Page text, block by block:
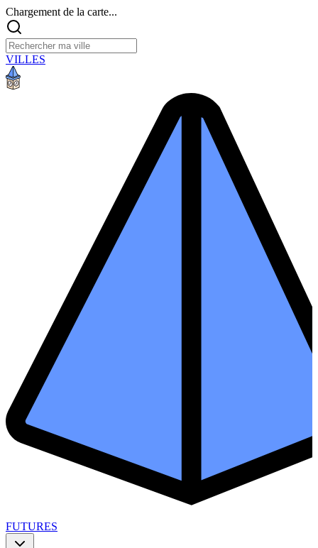
Chargement de la carte...
VILLES
FUTURES